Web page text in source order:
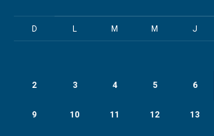
D L M M J
2 3 4 5 6
9 10 11 12 13